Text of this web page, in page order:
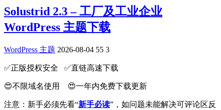
Solustrid 2.3 – 工厂及工业企业
WordPress 主题下载
WordPress 主题 2026-08-04 55 3
✅️正版授权安全 ✅️直链高速下载
😍不限域名使用 😍一年内免费下载更新
注意：新手必须先看“新手必读”，如问题未能解决可评论区反